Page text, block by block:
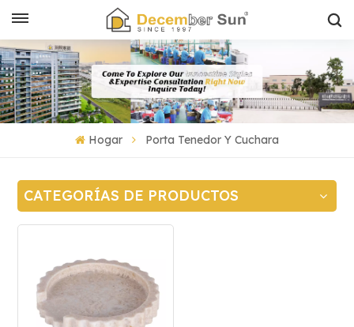
Hogar Porta Tenedor Y Cuchara
CATEGORÍAS DE PRODUCTOS